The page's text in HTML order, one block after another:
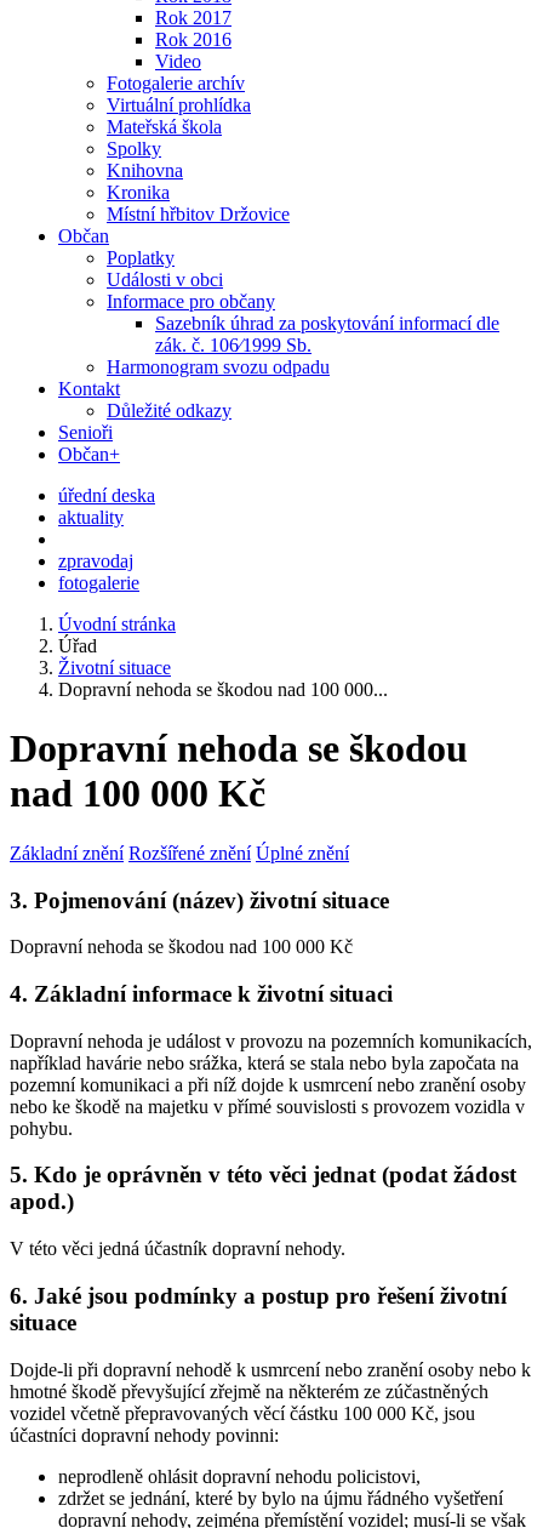
Rok 2017
Rok 2016
Video
Fotogalerie archív
Virtuální prohlídka
Mateřská škola
Spolky
Knihovna
Kronika
Místní hřbitov Držovice
Občan
Poplatky
Události v obci
Informace pro občany
Sazebník úhrad za poskytování informací dle
zák. č. 106⁄1999 Sb.
Harmonogram svozu odpadu
Kontakt
Důležité odkazy
Senioři
Občan+
úřední deska
aktuality
zpravodaj
fotogalerie
Úvodní stránka
Úřad
Životní situace
Dopravní nehoda se škodou nad 100 000...
Dopravní nehoda se škodou
nad 100 000 Kč
Základní znění Rozšířené znění Úplné znění
3. Pojmenování (název) životní situace
Dopravní nehoda se škodou nad 100 000 Kč
4. Základní informace k životní situaci
Dopravní nehoda je událost v provozu na pozemních komunikacích,
například havárie nebo srážka, která se stala nebo byla započata na
pozemní komunikaci a při níž dojde k usmrcení nebo zranění osoby
nebo ke škodě na majetku v přímé souvislosti s provozem vozidla v
pohybu.
5. Kdo je oprávněn v této věci jednat (podat žádost
apod.)
V této věci jedná účastník dopravní nehody.
6. Jaké jsou podmínky a postup pro řešení životní
situace
Dojde-li při dopravní nehodě k usmrcení nebo zranění osoby nebo k
hmotné škodě převyšující zřejmě na některém ze zúčastněných
vozidel včetně přepravovaných věcí částku 100 000 Kč, jsou
účastníci dopravní nehody povinni:
neprodleně ohlásit dopravní nehodu policistovi,
zdržet se jednání, které by bylo na újmu řádného vyšetření
dopravní nehody, zejména přemístění vozidel; musí-li se však